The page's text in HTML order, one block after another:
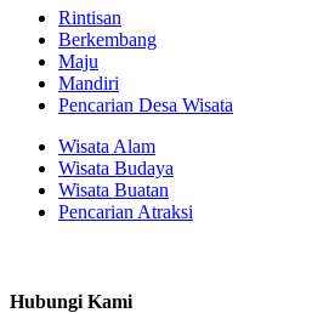
Rintisan
Berkembang
Maju
Mandiri
Pencarian Desa Wisata
Wisata Alam
Wisata Budaya
Wisata Buatan
Pencarian Atraksi
Hubungi Kami